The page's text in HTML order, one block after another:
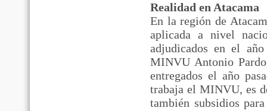
Realidad en Atacama
En la región de
aplicada a nivel
adjudicados en el
MINVU Antonio
entregados el año
trabaja el MINVU, es
también subsidios